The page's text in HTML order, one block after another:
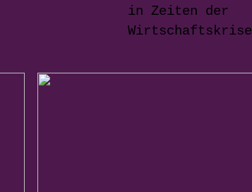
in Zeiten der
Wirtschaftskrise